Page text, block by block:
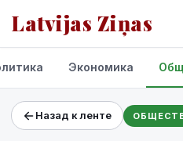
Latvijas Ziņas
Проекты и сервисы
Экономика
Назад к ленте